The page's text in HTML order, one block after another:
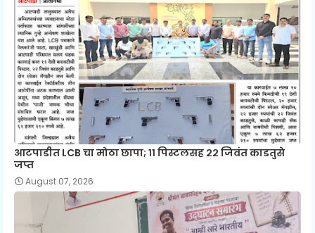
आटपाडीत LCB चा मोठा छापा; ११ पिस्टलसह २२ जिवंत काडतुसे
जप्त
August 07, 2026